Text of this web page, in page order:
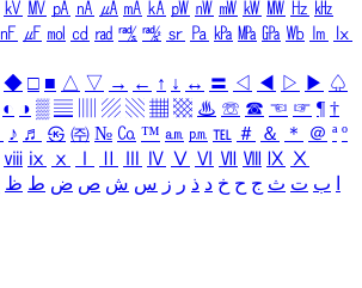
㎸ ㎹ ㎀ ㎁ ㎂ ㎃ ㎄ ㎺ ㎻ ㎽ ㎾ ㎿ ㎐ ㎑
㎋ ㎌ ㏖ ㏅ ㎭ ㎮ ㎯ ㏛ ㎩ ㎪ ㎫ ㎬ ㏝ ㏐
㏓
◆ □ ■ △ ▽ → ← ↑ ↓ ↔ 〓 ◁ ◀ ▷ ▶ ♤
◐ ◑ ▒ ▤ ▨ ▧ ▦ ▩ ♨ ☏ ☎ ☜ ☞ ¶ †
♪ ♬ ㉿ ㈜ № ㏇ ™ ㏂ ㏘ ℡ ＃ ＆ ＊ ＠ ª º
ⅷ ⅸ ⅹ Ⅳ Ⅴ Ⅵ Ⅶ Ⅷ Ⅸ Ⅹ
ب ت ث ج ح خ د ذ ر ز س ش ص ض ط ظ